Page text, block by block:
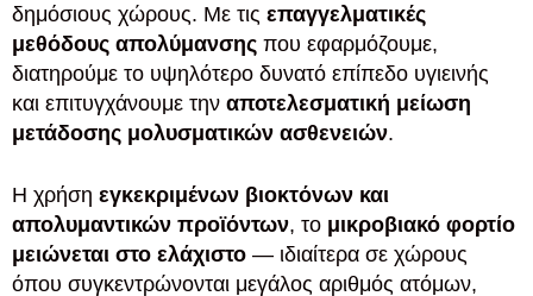
δημόσιους χώρους. Με τις επαγγελματικές
μεθόδους απολύμανσης που εφαρμόζουμε,
διατηρούμε το υψηλότερο δυνατό επίπεδο υγιεινής
και επιτυγχάνουμε την αποτελεσματική μείωση
μετάδοσης μολυσματικών ασθενειών.
H χρήση εγκεκριμένων βιοκτόνων και
απολυμαντικών προϊόντων, το μικροβιακό φορτίο
μειώνεται στο ελάχιστο — ιδιαίτερα σε χώρους
όπου συγκεντρώνονται μεγάλος αριθμός ατόμων,